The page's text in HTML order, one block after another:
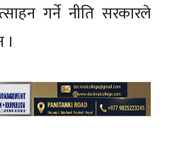
गर्ने नीति सरकारले